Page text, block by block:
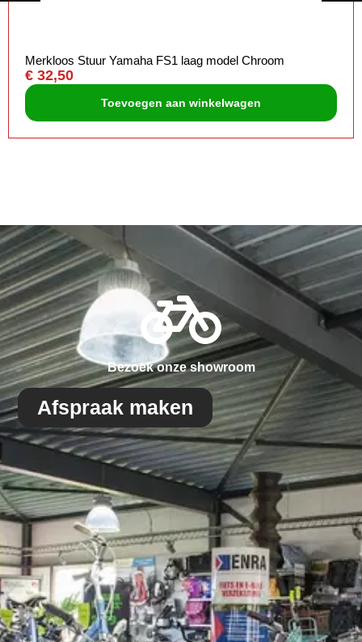
Merkloos Stuur Yamaha FS1 laag model Chroom
€ 32,50
Toevoegen aan winkelwagen
Bezoek onze showroom
Afspraak maken